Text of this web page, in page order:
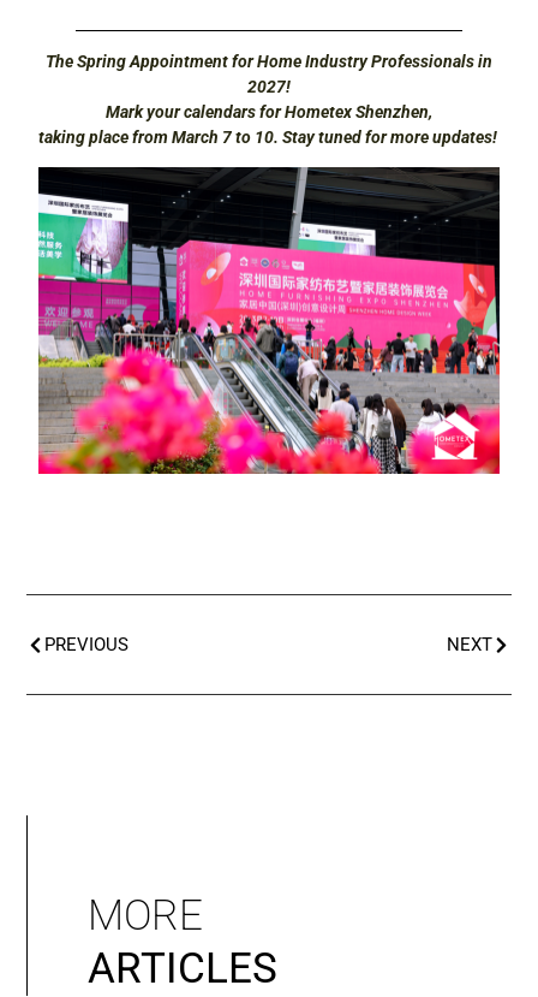
The Spring Appointment for Home Industry Professionals in
2027!
Mark your calendars for Hometex Shenzhen,
taking place from March 7 to 10. Stay tuned for more updates!
PREVIOUS NEXT
MORE
ARTICLES